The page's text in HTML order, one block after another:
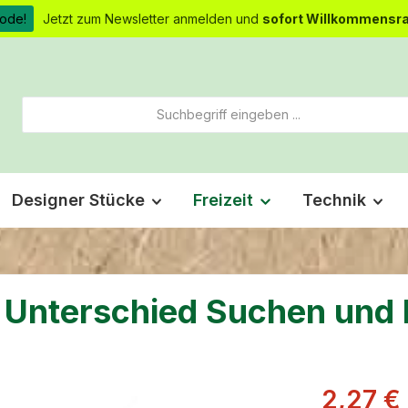
Jetzt zum Newsletter anmelden und sofort
Designer Stücke Freizeit Technik
Suchen
2,27 €